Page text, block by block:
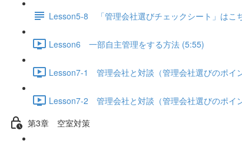
Lesson5-8 「管理会社選びチェックシート」はこ
Lesson6 一部自主管理をする方法 (5:55)
Lesson7-1 管理会社と対談（管理会社選びのポイ
Lesson7-2 管理会社と対談（管理会社選びのポイ
第3章 空室対策